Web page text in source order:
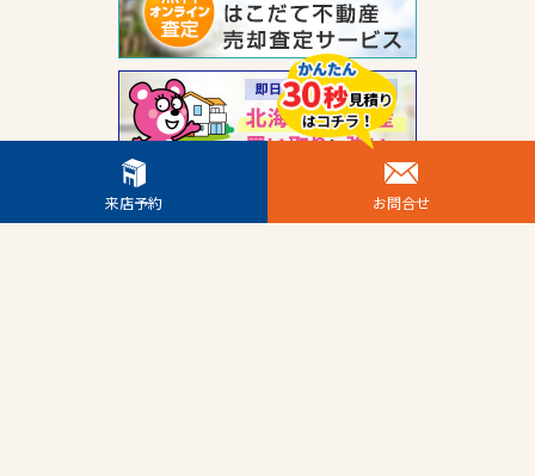
来店予約 お問合せ